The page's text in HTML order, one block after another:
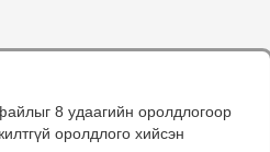
8 удаагийн оролдлогоор
оролдлого хийсэн